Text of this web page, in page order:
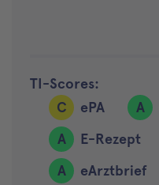
TI-Scores:
C
ePA A
A
E-Rezept
A
eArztbrief